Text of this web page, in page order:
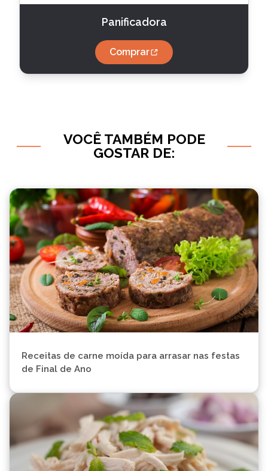
Panificadora
Comprar
VOCÊ TAMBÉM PODE
GOSTAR DE:
Receitas de carne moída para arrasar nas festas
de Final de Ano